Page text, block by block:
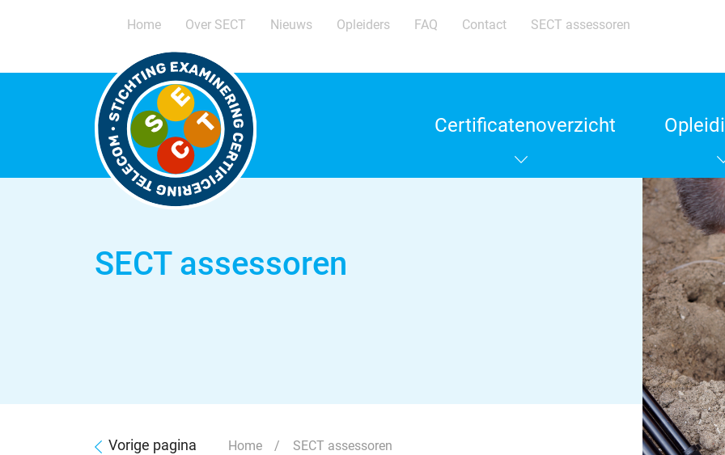
Home Over SECT Nieuws Opleiders FAQ Contact SECT assessoren
Certificatenoverzicht
SECT assessoren
Vorige pagina Home / SECT assessoren